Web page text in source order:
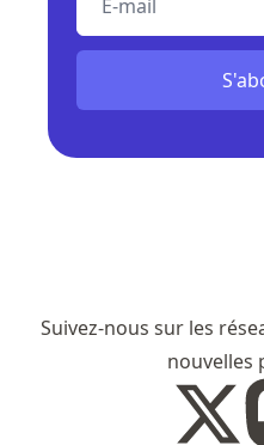
Suivez-nous sur les
nouvelles